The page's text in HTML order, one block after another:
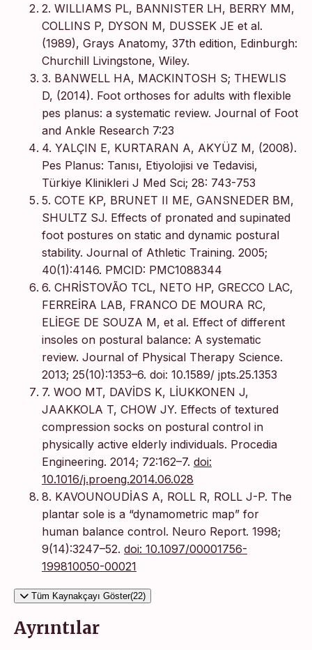
2. WILLIAMS PL, BANNISTER LH, BERRY MM,
COLLINS P, DYSON M, DUSSEK JE et al.
(1989), Grays Anatomy, 37th edition, Edinburgh:
Churchill Livingstone, Wiley.
3. BANWELL HA, MACKINTOSH S; THEWLIS
D, (2014). Foot orthoses for adults with flexible
pes planus: a systematic review. Journal of Foot
and Ankle Research 7:23
4. YALÇIN E, KURTARAN A, AKYÜZ M, (2008).
Pes Planus: Tanısı, Etiyolojisi ve Tedavisi,
Türkiye Klinikleri J Med Sci; 28: 743-753
5. COTE KP, BRUNET II ME, GANSNEDER BM,
SHULTZ SJ. Effects of pronated and supinated
foot postures on static and dynamic postural
stability. Journal of Athletic Training. 2005;
40(1):4146. PMCID: PMC1088344
6. CHRİSTOVÃO TCL, NETO HP, GRECCO LAC,
FERREİRA LAB, FRANCO DE MOURA RC,
ELİEGE DE SOUZA M, et al. Effect of different
insoles on postural balance: A systematic
review. Journal of Physical Therapy Science.
2013; 25(10):1353–6. doi: 10.1589/ jpts.25.1353
7. WOO MT, DAVİDS K, LİUKKONEN J,
JAAKKOLA T, CHOW JY. Effects of textured
compression socks on postural control in
physically active elderly individuals. Procedia
Engineering. 2014; 72:162–7. doi:
10.1016/j.proeng.2014.06.028
8. KAVOUNOUDİAS A, ROLL R, ROLL J-P. The
plantar sole is a “dynamometric map” for
human balance control. Neuro Report. 1998;
9(14):3247–52. doi: 10.1097/00001756-
199810050-00021
Tüm Kaynakçayı Göster(22)
Ayrıntılar